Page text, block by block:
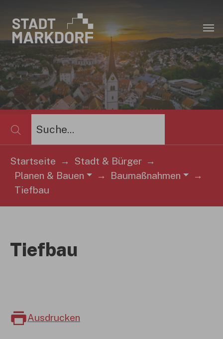
Sie sind hier:
Startseite
Stadt & Bürger
Planen & Bauen
Baumaßnahmen
Tiefbau
Tiefbau
Ausdrucken
×